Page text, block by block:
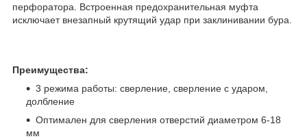
перфоратора. Встроенная предохранительная муфта
исключает внезапный крутящий удар при заклинивании бура.
Преимущества:
3 режима работы: сверление, сверление с ударом,
долбление
Оптимален для сверления отверстий диаметром 6-18
мм